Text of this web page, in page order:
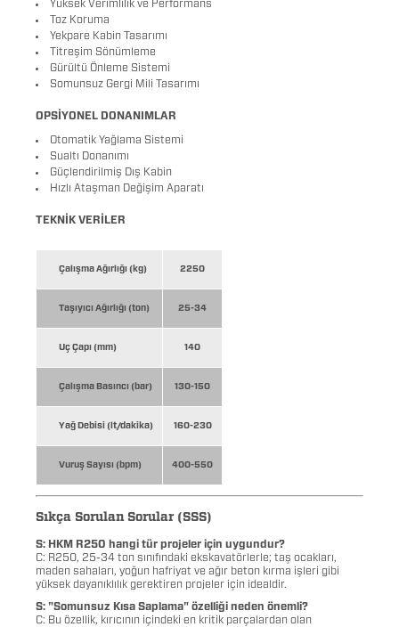
Yüksek Verimlilik ve Performans
Toz Koruma
Yekpare Kabin Tasarımı
Titreşim Sönümleme
Gürültü Önleme Sistemi
Somunsuz Gergi Mili Tasarımı
OPSİYONEL DONANIMLAR
Otomatik Yağlama Sistemi
Sualtı Donanımı
Güçlendirilmiş Dış Kabin
Hızlı Ataşman Değişim Aparatı
TEKNİK VERİLER
Çalışma Ağırlığı (kg) 2250
Taşıyıcı Ağırlığı (ton) 25-34
Uç Çapı (mm) 140
Çalışma Basıncı (bar) 130-150
Yağ Debisi (lt/dakika) 160-230
Vuruş Sayısı (bpm) 400-550
Sıkça Sorulan Sorular (SSS)
S: HKM R250 hangi tür projeler için uygundur?
C: R250, 25-34 ton sınıfındaki ekskavatörlerle; taş ocakları,
maden sahaları, yoğun hafriyat ve ağır beton kırma işleri gibi
yüksek dayanıklılık gerektiren projeler için idealdir.
S: "Somunsuz Kısa Saplama" özelliği neden önemli?
C: Bu özellik, kırıcının içindeki en kritik parçalardan olan